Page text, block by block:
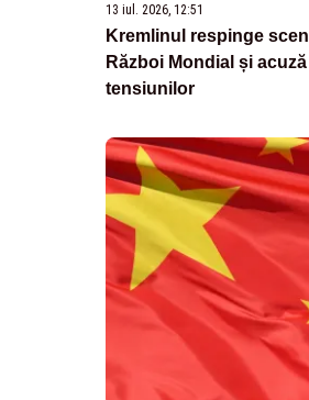
13 iul. 2026, 12:51
Kremlinul respinge
Război Mondial și
tensiunilor